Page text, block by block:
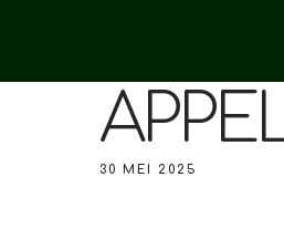
30 MEI 2025